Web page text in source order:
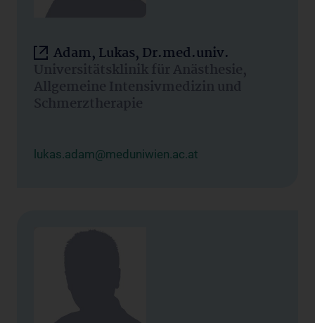
Adam, Lukas, Dr.med.univ.
Universitätsklinik für Anästhesie,
Allgemeine Intensivmedizin und
Schmerztherapie
lukas.adam@meduniwien.ac.at